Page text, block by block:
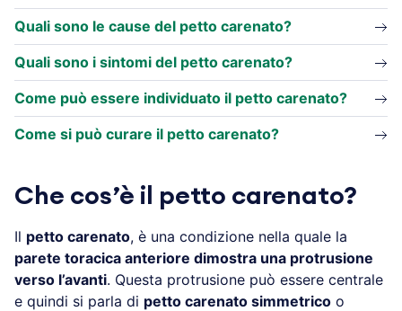
Quali sono le cause del petto carenato?
Quali sono i sintomi del petto carenato?
Come può essere individuato il petto carenato?
Come si può curare il petto carenato?
Che cos’è il petto carenato?
Il petto carenato, è una condizione nella quale la
parete toracica anteriore dimostra una protrusione
verso l’avanti. Questa protrusione può essere centrale
e quindi si parla di petto carenato simmetrico o